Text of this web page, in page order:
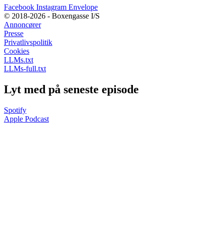
Facebook Instagram Envelope
© 2018-2026 - Boxengasse I/S
Annoncører
Presse
Privatlivspolitik
Cookies
LLMs.txt
LLMs-full.txt
Lyt med på seneste episode
Spotify
Apple Podcast